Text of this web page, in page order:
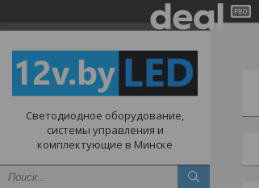
Светодиодное оборудование,
системы управления и
комплектующие в Минске